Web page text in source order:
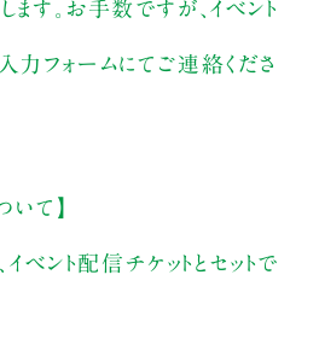
す。お手数ですが、イベント
力フォームにてご連絡くださ
いて】
ベント配信チケットとセットで